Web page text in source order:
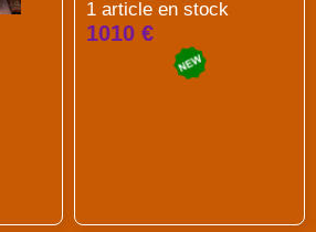
1 article en stock
1010 €